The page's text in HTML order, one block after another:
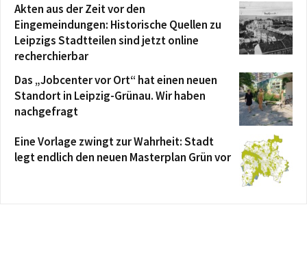
Akten aus der Zeit vor den
Eingemeindungen: Historische Quellen zu
Leipzigs Stadtteilen sind jetzt online
recherchierbar
Das „Jobcenter vor Ort“ hat einen neuen
Standort in Leipzig-Grünau. Wir haben
nachgefragt
Eine Vorlage zwingt zur Wahrheit: Stadt
legt endlich den neuen Masterplan Grün vor